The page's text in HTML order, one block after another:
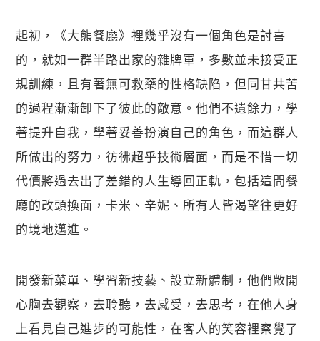
起初，《大熊餐廳》裡幾乎沒有一個角色是討喜
的，就如一群半路出家的雜牌軍，多數並未接受正
規訓練，且有著無可救藥的性格缺陷，但同甘共苦
的過程漸漸卸下了彼此的敵意。他們不遺餘力，學
著提升自我，學著妥善扮演自己的角色，而這群人
所做出的努力，彷彿超乎技術層面，而是不惜一切
代價將過去出了差錯的人生導回正軌，包括這間餐
廳的改頭換面，卡米、辛妮、所有人皆渴望往更好
的境地邁進。
開發新菜單、學習新技藝、設立新體制，他們敞開
心胸去觀察，去聆聽，去感受，去思考，在他人身
上看見自己進步的可能性，在客人的笑容裡察覺了